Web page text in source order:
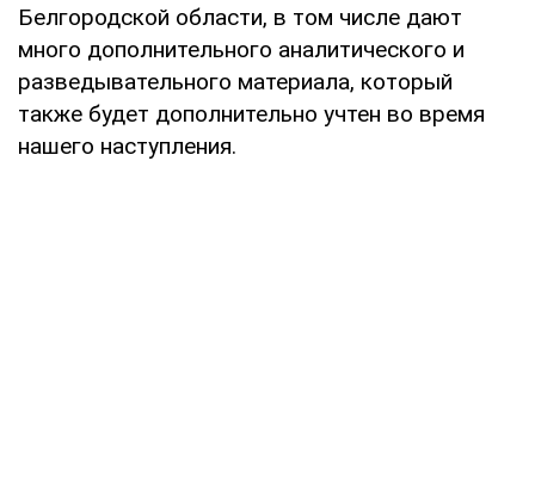
Белгородской области, в том числе дают
много дополнительного аналитического и
разведывательного материала, который
также будет дополнительно учтен во время
нашего наступления.